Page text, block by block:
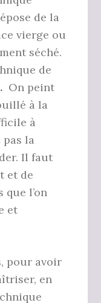
de la
vierge ou
séché.
de
On peint
à la
à
pas la
Il faut
et de
l’on
et
pour avoir
en